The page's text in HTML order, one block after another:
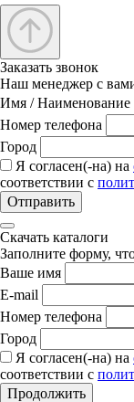
Заказать звонок
Наш менеджер с
Имя / Наименование
Номер телефона
Город
Я согласен(-на) на
соответствии с
Отправить
Скачать каталоги
Заполните форму,
Ваше имя
E-mail
Номер телефона
Город
Я согласен(-на) на
соответствии с
Продолжить